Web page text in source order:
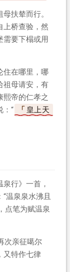
扶辇而行。
上桥查验，然
需要下榻或用
住在哪里，哪
祖母请安，有
熙帝的仁孝之
：“
皇上天
行》一首，
温泉泉水沸且
点笔为赋温泉
次亲征噶尔
又特作七律